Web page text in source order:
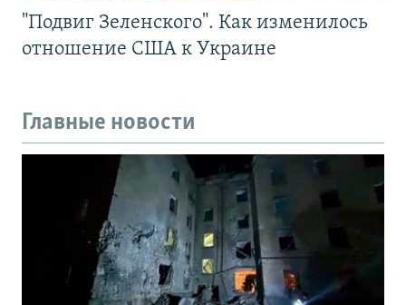
"Подвиг Зеленского". Как изменилось
отношение США к Украине
Главные новости